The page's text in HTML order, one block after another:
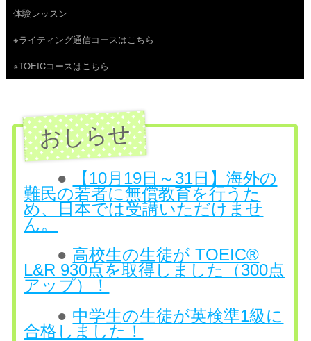
へ
ス
キ
体験レッスン
※ライティング通信コースはこちら
※TOEICコースはこちら
●
【10月19日～31日】海外の
難民の若者に無償教育を行うた
め、日本では受講いただけませ
ん。
● 高校生の生徒が TOEIC®
L&R 930点を取得しました（300点
アップ）！
● 中学生の生徒が英検準1級に
合格しました！